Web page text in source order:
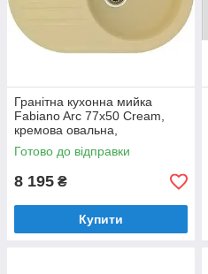
Гранітна кухонна мийка
Fabiano Arc 77x50 Cream,
кремова овальна,
одночашева з крилом
(8221.401.0468)
Готово до відправки
8 195 ₴
Купити